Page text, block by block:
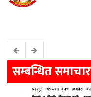
सम्बन्धित समाचार